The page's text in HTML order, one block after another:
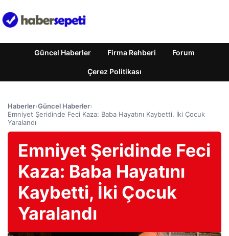
Güncel Haberler Firma Rehberi Forum
Çerez Politikası
Haberler›Güncel Haberler›
Emniyet Şeridinde Feci Kaza: Baba Hayatını Kaybetti, İki Çocuk
Yaralandı
Emniyet Şeridinde Feci
Kaza: Baba Hayatını
Kaybetti, İki Çocuk
Yaralandı